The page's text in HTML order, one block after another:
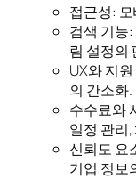
접근성:
검색 기능
림 설정의
UX와 지
의 간소화.
수수료와
일정 관리
신뢰도 요
기업 정보